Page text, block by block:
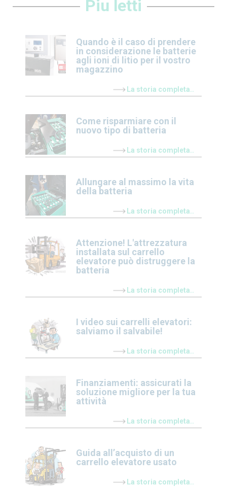
Piu letti
Quando è il caso di prendere
in considerazione le batterie
agli ioni di litio per il vostro
magazzino
La storia completa..
Come risparmiare con il
nuovo tipo di batteria
La storia completa..
Allungare al massimo la vita
della batteria
La storia completa..
Attenzione! L'attrezzatura
installata sul carrello
elevatore può distruggere la
batteria
La storia completa..
I video sui carrelli elevatori:
salviamo il salvabile!
La storia completa..
Finanziamenti: assicurati la
soluzione migliore per la tua
attività
La storia completa..
Guida all’acquisto di un
carrello elevatore usato
La storia completa..